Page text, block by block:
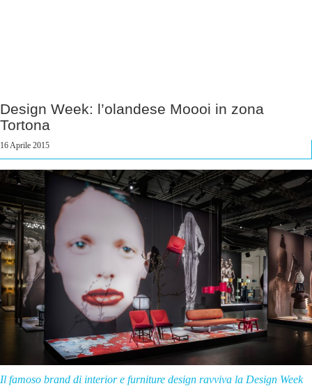
Design Week: l’olandese Moooi in zona
Tortona
16 Aprile 2015
Il famoso brand di interior e furniture design ravviva la Design Week